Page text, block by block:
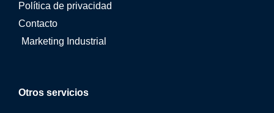
Otros servicios
Política de privacidad
Contacto
Marketing Industrial